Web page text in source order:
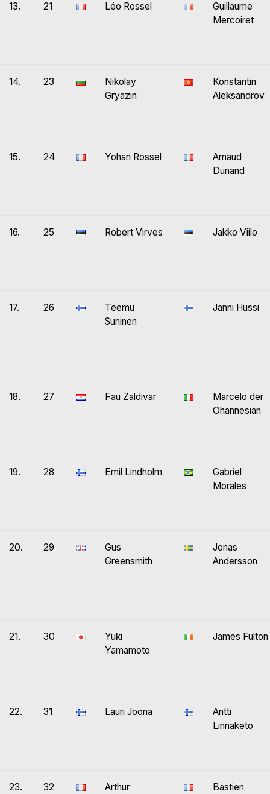
13. 21 Léo Rossel
Guillaume
Mercoiret
14. 23
Nikolay
Gryazin
Konstantin
Aleksandrov
15. 24 Yohan Rossel
Arnaud
Dunand
16. 25 Robert Virves Jakko Viilo
17. 26
Teemu
Suninen
Janni Hussi
18. 27 Fau Zaldivar
Marcelo der
Ohannesian
19. 28 Emil Lindholm
Gabriel
Morales
20. 29
Gus
Greensmith
Jonas
Andersson
21. 30
Yuki
Yamamoto
James Fulton
22. 31 Lauri Joona
Antti
Linnaketo
23. 32
Arthur
Bastien